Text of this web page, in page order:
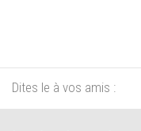
Dites le à vos amis :